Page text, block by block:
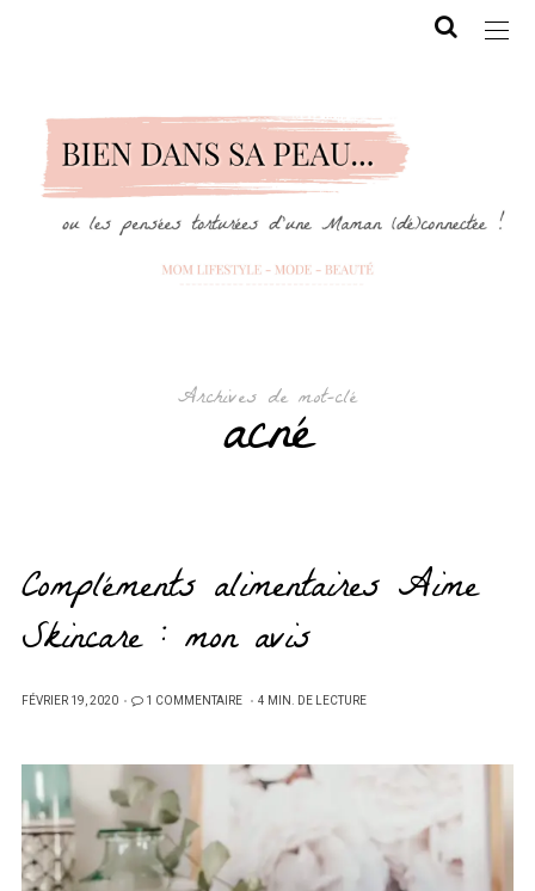
Archives de mot-clé
acné
Compléments alimentaires Aime
Skincare : mon avis
PUBLIÉ
FÉVRIER 19, 2020 1 COMMENTAIRE 4 MIN. DE LECTURE